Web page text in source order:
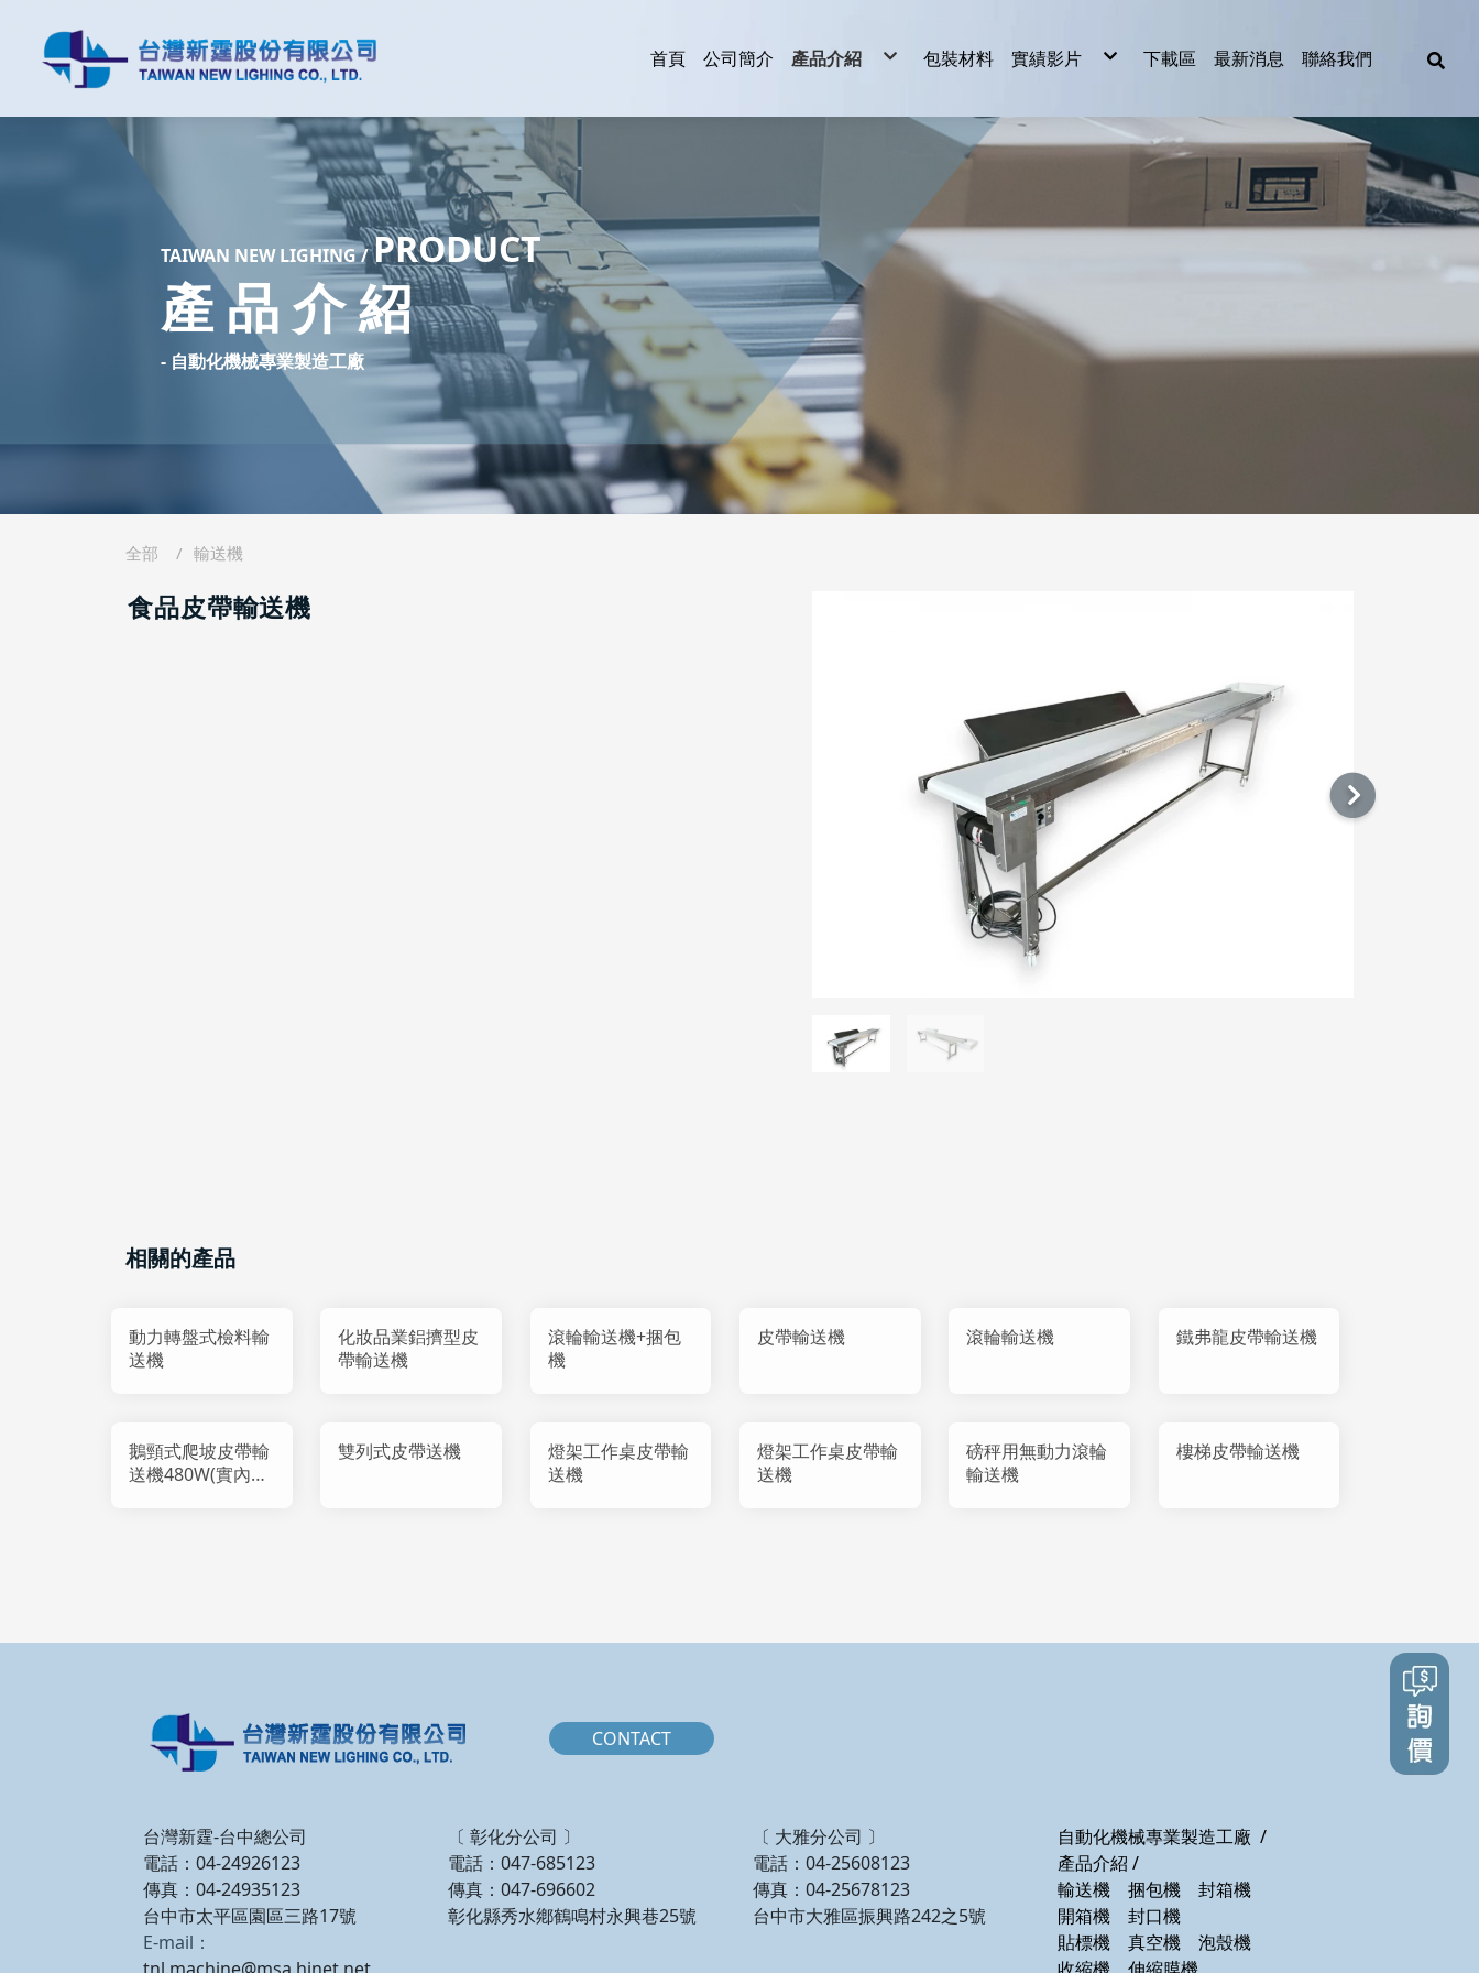
首頁 公司簡介 產品介紹
各類專用輸送機
開箱機
包裝材料 實績影片
2022影片欣賞
下載區 最新消息 聯絡我們
TAIWAN NEW LIGHING /PRODUCT
產 品 介 紹
- 自動化機械專業製造工廠
食品皮帶輸送機
相關的產品
動力轉盤式檢料輸
送機
化妝品業鋁擠型皮
帶輸送機
滾輪輸送機+捆包
機
皮帶輸送機 滾輪輸送機 鐵弗龍皮帶輸送機
鵝頸式爬坡皮帶輸
送機480W(實內
雙列式皮帶送機
燈架工作桌皮帶輸
送機
燈架工作桌皮帶輸
送機
磅秤用無動力滾輪
輸送機
樓梯皮帶輸送機
全部 輸送機
CONTACT
台灣新霆-台中總公司
電話：04-24926123
傳真：04-24935123
台中市太平區園區三路17號
E-mail：
tnl.machine@msa.hinet.net
〔 彰化分公司 〕
電話：047-685123
傳真：047-696602
彰化縣秀水鄕鶴鳴村永興巷25號
〔 大雅分公司 〕
電話：04-25608123
傳真：04-25678123
台中市大雅區振興路242之5號
自動化機械專業製造工廠 /
產品介紹 /
輸送機
捆包機
封箱機
開箱機
封口機
貼標機
真空機
泡殼機
收縮機
伸縮膜機